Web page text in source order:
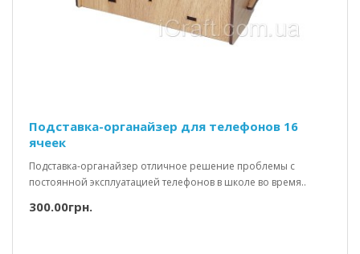
Подставка-органайзер для телефонов 16
ячеек
Подставка-органайзер отличное решение проблемы с
постоянной эксплуатацией телефонов в школе во время..
300.00грн.